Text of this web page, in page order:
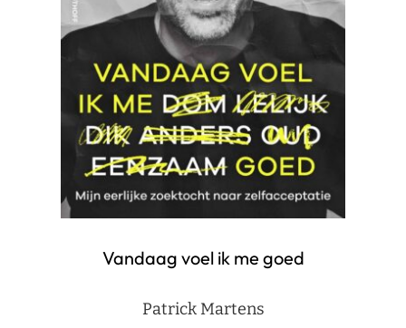
Vandaag voel ik me goed
Patrick Martens